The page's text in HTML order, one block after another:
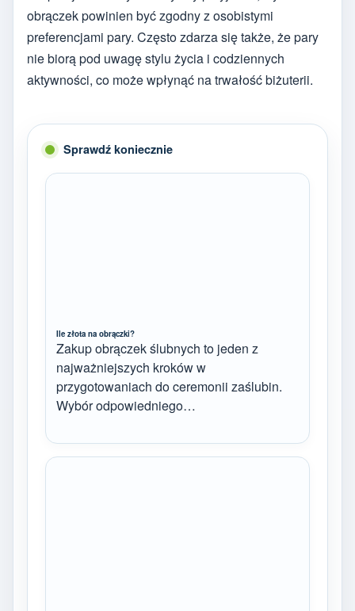
obrączek powinien być zgodny z osobistymi
preferencjami pary. Często zdarza się także, że pary
nie biorą pod uwagę stylu życia i codziennych
aktywności, co może wpłynąć na trwałość biżuterii.
Sprawdź koniecznie
Ile złota na obrączki?
Zakup obrączek ślubnych to jeden z
najważniejszych kroków w
przygotowaniach do ceremonii zaślubin.
Wybór odpowiedniego…